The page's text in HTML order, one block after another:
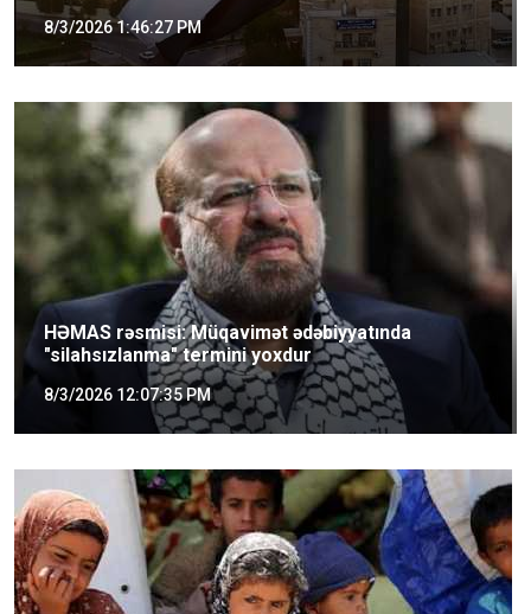
8/3/2026 1:46:27 PM
HƏMAS rəsmisi: Müqavimət ədəbiyyatında
"silahsızlanma" termini yoxdur
8/3/2026 12:07:35 PM